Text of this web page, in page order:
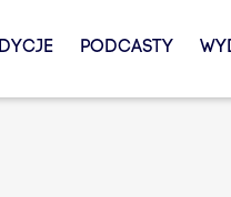
PODCASTY